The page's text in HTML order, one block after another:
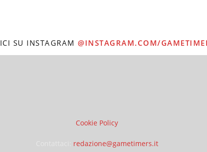
SU INSTAGRAM @INSTAGRAM.COM/
Cookie Policy
redazione@gametimers.it